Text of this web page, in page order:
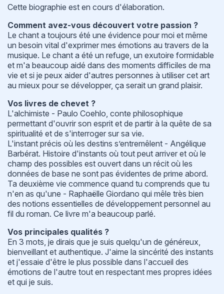
Cette biographie est en cours d'élaboration.
Comment avez-vous découvert votre passion ?
Le chant a toujours été une évidence pour moi et même
un besoin vital d'exprimer mes émotions au travers de la
musique. Le chant a été un refuge, un exutoire formidable
et m'a beaucoup aidé dans des moments difficiles de ma
vie et si je peux aider d'autres personnes à utiliser cet art
au mieux pour se développer, ça serait un grand plaisir.
Vos livres de chevet ?
L'alchimiste - Paulo Coehlo, conte philosophique
permettant d'ouvrir son esprit et de partir à la quête de sa
spiritualité et de s'interroger sur sa vie.
L'instant précis où les destins s’entremêlent - Angélique
Barbérat. Histoire d'instants où tout peut arriver et où le
champ des possibles est ouvert dans un récit où les
données de base ne sont pas évidentes de prime abord.
Ta deuxième vie commence quand tu comprends que tu
n'en as qu'une - Raphaëlle Giordano qui mêle très bien
des notions essentielles de développement personnel au
fil du roman. Ce livre m'a beaucoup parlé.
Vos principales qualités ?
En 3 mots, je dirais que je suis quelqu'un de généreux,
bienveillant et authentique. J'aime la sincérité des instants
et j'essaie d'être le plus possible dans l'accueil des
émotions de l'autre tout en respectant mes propres idées
et qui je suis.